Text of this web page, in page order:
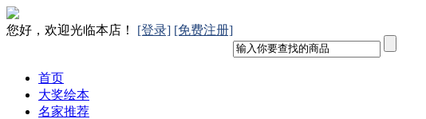
您好，欢迎光临本店！ [登录] [免费注册]
首页
大奖绘本
名家推荐